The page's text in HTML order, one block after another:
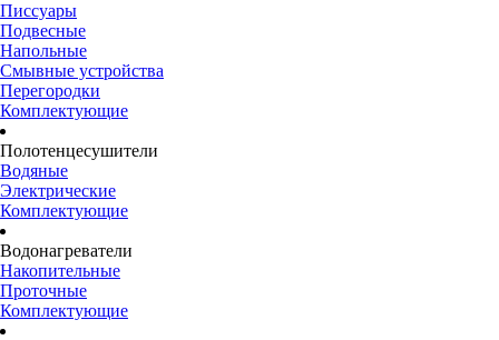
Писсуары
Подвесные
Напольные
Смывные устройства
Перегородки
Комплектующие
Полотенцесушители
Водяные
Электрические
Комплектующие
Водонагреватели
Накопительные
Проточные
Комплектующие